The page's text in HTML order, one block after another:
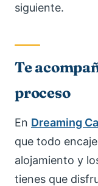
siguiente.
Te
proceso
En Dreaming
que todo
alojamiento y
tienes que